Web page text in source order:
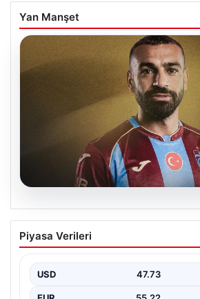
Yan Manşet
Trabzonspor’da Mohamed
çılgınlığı! 3 günde rekor
Piyasa Verileri
USD 47.73